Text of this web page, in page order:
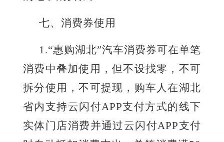
七、消费券使用
1.“惠购湖北”汽车消费券可在单笔
消费中叠加使用，但不设找零，不可
拆分使用，不可提现， 购车人在湖北
省内支持云闪付APP支付方式的线下
实体门店消费并通过云闪付APP支付